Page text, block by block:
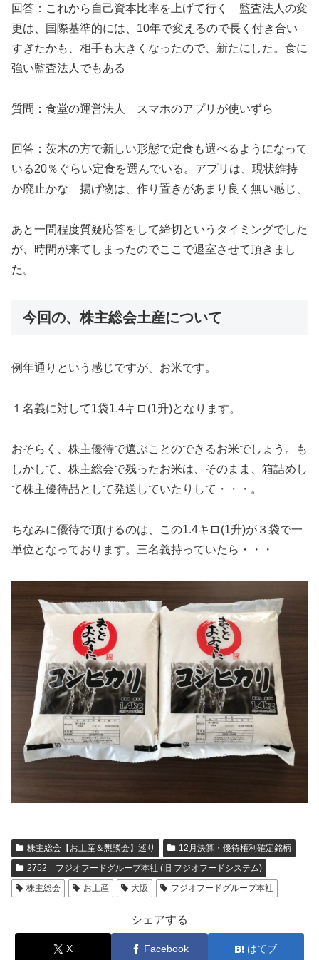
回答： これから自己資本比率を上げて行く 監査法人の変
更は、国際基準的には、10年で変えるので長く付き合い
すぎたかも、相手も大きくなったので、新たにした。食に
強い監査法人でもある
質問： 食堂の運営法人 スマホのアプリが使いずら
回答： 茨木の方で新しい形態で定食も選べるようになって
いる20％ぐらい定食を選んでいる。アプリは、現状維持
か廃止かな 揚げ物は、作り置きがあまり良く無い感じ、
あと一問程度質疑応答をして締切というタイミングでした
が、時間が来てしまったのでここで退室させて頂きまし
た。
今回の、株主総会土産について
例年通りという感じですが、お米です。
１名義に対して1袋1.4キロ(1升)となります。
おそらく、株主優待で選ぶことのできるお米でしょう。も
しかして、株主総会で残ったお米は、そのまま、箱詰めし
て株主優待品として発送していたりして・・・。
ちなみに優待で頂けるのは、この1.4キロ(1升)が３袋で一
単位となっております。三名義持っていたら・・・
株主総会【お土産＆懇談会】巡り
12月決算・優待権利確定銘柄
2752 フジオフードグループ本社 (旧 フジオフードシステム)
株主総会
お土産 大阪 フジオフードグループ本社
シェアする
X Facebook はてブ